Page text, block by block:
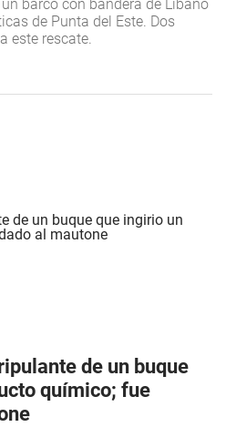
barco con bandera de Líbano
de Punta del Este. Dos
este rescate.
de un buque
químico; fue